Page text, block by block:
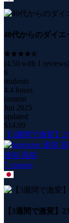
40代からのダイエ
(4.50 with 1 reviews)
6
students
4.4 hours
content
Jun 2025
updated
$14.99
【3週間で激変】
達弥 高稲
7 courses
【3週間で激変】